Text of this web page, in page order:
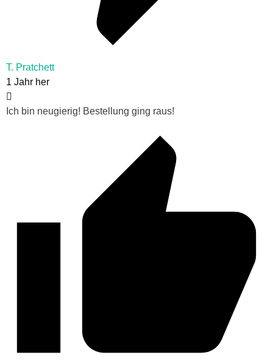
T. Pratchett
1 Jahr her
Ich bin neugierig! Bestellung ging raus!